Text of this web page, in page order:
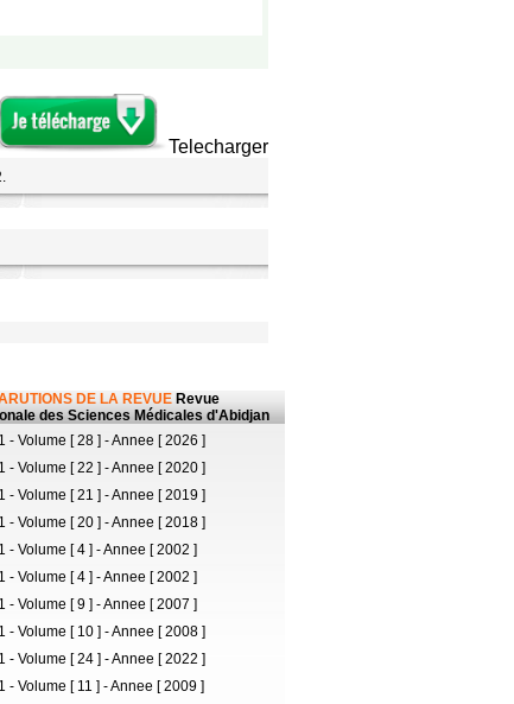
Telecharger
DE LA REVUE Revue
des Sciences Médicales d'Abidjan
1 - Volume [ 28 ] - Annee [ 2026 ]
1 - Volume [ 22 ] - Annee [ 2020 ]
1 - Volume [ 21 ] - Annee [ 2019 ]
1 - Volume [ 20 ] - Annee [ 2018 ]
1 - Volume [ 4 ] - Annee [ 2002 ]
1 - Volume [ 4 ] - Annee [ 2002 ]
1 - Volume [ 9 ] - Annee [ 2007 ]
1 - Volume [ 10 ] - Annee [ 2008 ]
1 - Volume [ 24 ] - Annee [ 2022 ]
1 - Volume [ 11 ] - Annee [ 2009 ]